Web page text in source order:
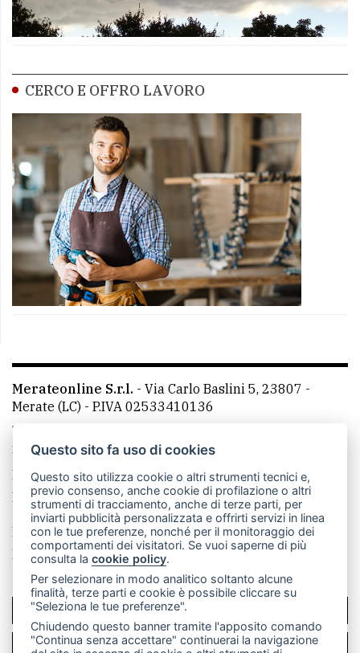
CERCO E OFFRO LAVORO
Merateonline S.r.l. - Via Carlo Baslini 5, 23807 -
Merate (LC) - P.IVA 02533410136
Telefono:
mail: redazione@merateonline.it
La redazione
CasateOnline LeccoOnline
RSS
Made by VIP
Privacy policy
Cookie policy
Rivedi le tue scelte sui cookie
SCRIVICI
PER LA TUA PUBBLICITÀ
Questo sito fa uso di cookies
Questo sito utilizza cookie o altri strumenti tecnici e,
previo consenso, anche cookie di profilazione o altri
strumenti di tracciamento, anche di terze parti, per
inviarti pubblicità personalizzata e offrirti servizi in linea
con le tue preferenze, nonché per il monitoraggio dei
comportamenti dei visitatori. Se vuoi saperne di più
consulta lacookie policy.
Per selezionare in modo analitico soltanto alcune
finalità, terze parti e cookie è possibile cliccare su
"Seleziona le tue preferenze".
Chiudendo questo banner tramite l'apposito comando
"Continua senza accettare" continuerai la navigazione